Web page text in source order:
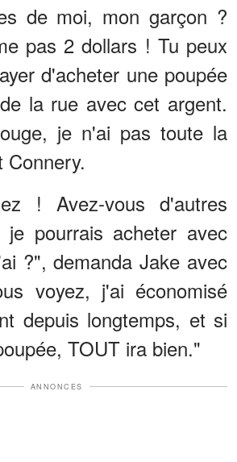
de moi, mon garçon ?
pas 2 dollars ! Tu peux
d'acheter une poupée
la rue avec cet argent.
je n'ai pas toute la
Connery.
! Avez-vous d'autres
je pourrais acheter avec
?", demanda Jake avec
voyez, j'ai économisé
depuis longtemps, et si
TOUT ira bien."
ANNONCES